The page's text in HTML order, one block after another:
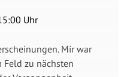
Uhr
Mir war
Feld zu nächsten